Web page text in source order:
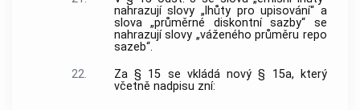
nahrazují slovy „lhůty pro upisování“ a
slova „průměrné diskontní sazby“ se
nahrazují slovy „váženého průměru repo
sazeb“.
22.
Za § 15 se vkládá nový § 15a, který
včetně nadpisu zní: